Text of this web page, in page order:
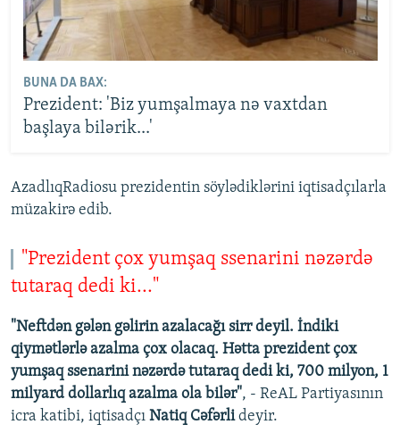
BUNA DA BAX:
Prezident: 'Biz yumşalmaya nə vaxtdan
başlaya bilərik...'
AzadlıqRadiosu prezidentin söylədiklərini iqtisadçılarla
müzakirə edib.
"Prezident çox yumşaq ssenarini nəzərdə
tutaraq dedi ki..."
"Neftdən gələn gəlirin azalacağı sirr deyil. İndiki
qiymətlərlə azalma çox olacaq. Hətta prezident çox
yumşaq ssenarini nəzərdə tutaraq dedi ki, 700 milyon, 1
milyard dollarlıq azalma ola bilər", - ReAL Partiyasının
icra katibi, iqtisadçı Natiq Cəfərlideyir.